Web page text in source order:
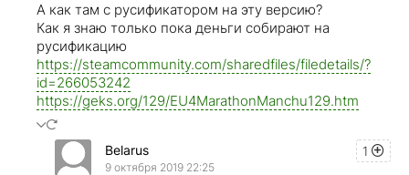
А как там с русификатором на эту версию?
Как я знаю только пока деньги собирают на
русификацию
https://steamcommunity.com/sharedfiles/filedetails/?
id=266053242
https://geks.org/129/EU4MarathonManchu129.htm
1
Belarus
9 октября 2019 22:25